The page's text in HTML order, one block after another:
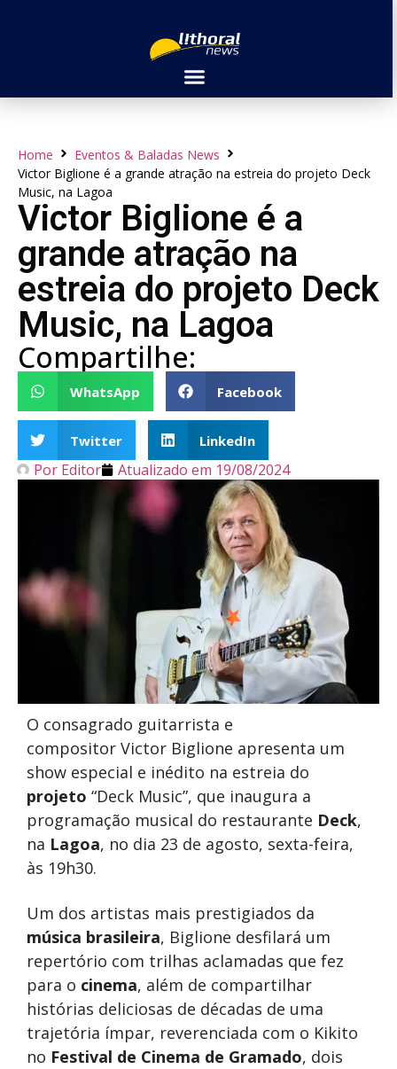
Home
Eventos & Baladas News
Victor Biglione é a grande atração na estreia do projeto Deck
Music, na Lagoa
Victor Biglione é a
grande atração na
estreia do projeto Deck
Music, na Lagoa
Compartilhe:
WhatsApp Facebook
Twitter LinkedIn
Por Editor Atualizado em 19/08/2024
O consagrado guitarrista e
compositor Victor Biglione apresenta um
show especial e inédito na estreia do
projeto “Deck Music”, que inaugura a
programação musical do restaurante Deck,
na Lagoa, no dia 23 de agosto, sexta-feira,
às 19h30.
Um dos artistas mais prestigiados da
música brasileira, Biglione desfilará um
repertório com trilhas aclamadas que fez
para o cinema, além de compartilhar
histórias deliciosas de décadas de uma
trajetória ímpar, reverenciada com o Kikito
no Festival de Cinema de Gramado, dois